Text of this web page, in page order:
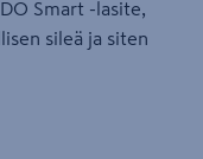
Smart -lasite,
sileä ja siten